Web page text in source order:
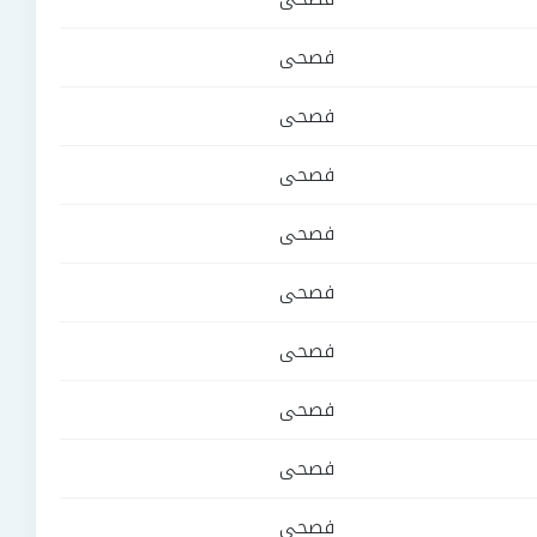
فصحى
فصحى
فصحى
فصحى
فصحى
فصحى
فصحى
فصحى
فصحى